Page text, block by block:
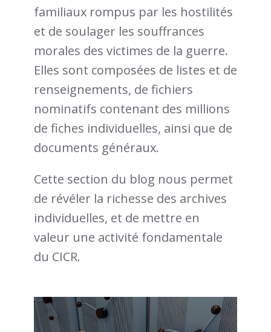
familiaux rompus par les hostilités
et de soulager les souffrances
morales des victimes de la guerre.
Elles sont composées de listes et de
renseignements, de fichiers
nominatifs contenant des millions
de fiches individuelles, ainsi que de
documents généraux.
Cette section du blog nous permet
de révéler la richesse des archives
individuelles, et de mettre en
valeur une activité fondamentale
du CICR.